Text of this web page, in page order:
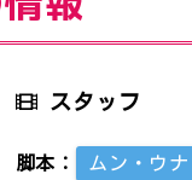
スタッフ
脚本： ムン・ウナ